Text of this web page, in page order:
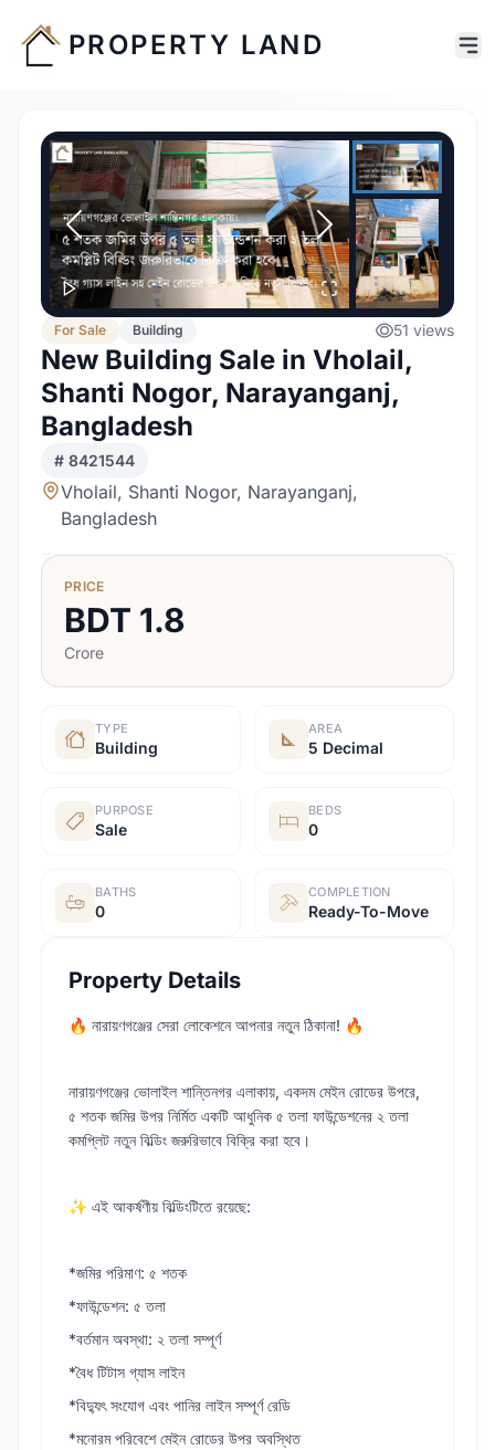
PROPERTY LAND
For Sale Building 51 views
New Building Sale in Vholail,
Shanti Nogor, Narayanganj,
Bangladesh
# 8421544
Vholail, Shanti Nogor, Narayanganj,
Bangladesh
PRICE
BDT 1.8
Crore
TYPE
Building
AREA
5 Decimal
PURPOSE
Sale
BEDS
0
BATHS
0
COMPLETION
Ready-To-Move
Property Details
🔥 নারায়ণগঞ্জের সেরা লোকেশনে আপনার নতুন ঠিকানা! 🔥
নারায়ণগঞ্জের ভোলাইল শান্তিনগর এলাকায়, একদম মেইন রোডের উপরে,
৫ শতক জমির উপর নির্মিত একটি আধুনিক ৫ তলা ফাউন্ডেশনের ২ তলা
কমপ্লিট নতুন বিল্ডিং জরুরিভাবে বিক্রি করা হবে।
✨ এই আকর্ষণীয় বিল্ডিংটিতে রয়েছে:
*জমির পরিমাণ: ৫ শতক
*ফাউন্ডেশন: ৫ তলা
*বর্তমান অবস্থা: ২ তলা সম্পূর্ণ
*বৈধ টিটাস গ্যাস লাইন
*বিদ্যুৎ সংযোগ এবং পানির লাইন সম্পূর্ণ রেডি
*মনোরম পরিবেশে মেইন রোডের উপর অবস্থিত